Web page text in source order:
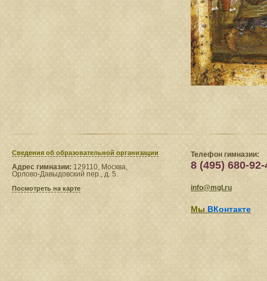
Сведения​ об образовательной организации
Адрес гимназии: 129110, Москва,
Орлово-Давыдовский пер., д. 5.
Посмотреть на карте
Телефон гимназии:
8 (495) 680-92-
info@mgl.ru
Мы ВКонтакте